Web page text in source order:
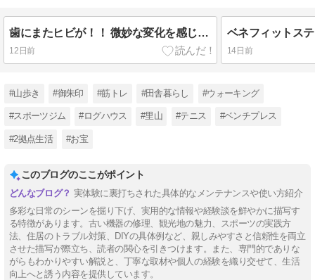
歯にまたヒビが！！ 微妙な変化を感じて歯医者へ・・これって筋トレの影響？！
12日前 14日前
#山歩き #御朱印 #筋トレ #田舎暮らし #ウォーキング
#スポーツジム #ログハウス #里山 #テニス #ベンチプレス
#2拠点生活 #お宝
このブログのここがポイント
実体験に裏打ちされた具体的なメンテナンスや使い方紹介
多彩な日常のシーンを掘り下げ、実用的な情報や経験談を鮮やかに描写す
る特徴があります。古い機器の修理、観光地の魅力、スポーツの実践方
法、住居のトラブル対策、DIYの具体例など、親しみやすさと信頼性を両立
させた描写が際立ち、読者の関心を引きつけます。また、専門的でありな
がらもわかりやすい解説と、丁寧な取材や個人の経験を織り交ぜて、生活
向上へと誘う内容を提供しています。